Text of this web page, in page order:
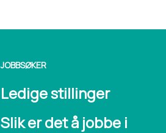
JOBBSØKER
Ledige stillinger
Slik er det å jobbe i